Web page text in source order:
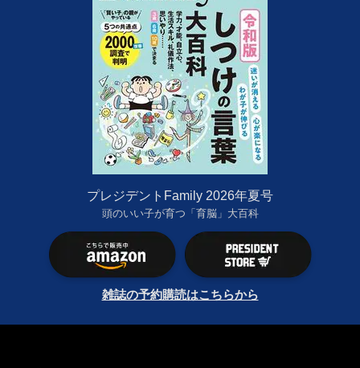
プレジデントFamily 2026年夏号
頭のいい子が育つ「育脳」大百科
雑誌の予約購読はこちらから